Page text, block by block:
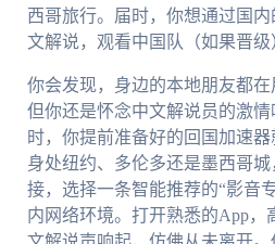
西哥旅行。届时，你想通过国
文解说，观看中国队（如果晋级
你会发现，身边的本地朋友都在
但你还是怀念中文解说员的激
时，你提前准备好的回国加速
身处纽约、多伦多还是墨西哥
接，选择一条智能推荐的“影音
内网络环境。打开熟悉的App，